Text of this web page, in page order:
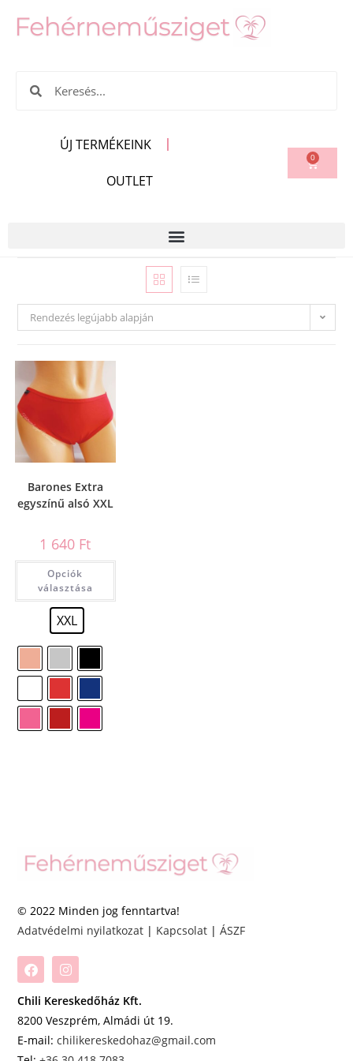
ÚJ TERMÉKEINK
OUTLET
0
Rendezés legújabb alapján
Barones Extra
egyszínű alsó XXL
1 640 Ft
Opciók
választása
XXL
© 2022 Minden jog fenntartva!
Adatvédelmi nyilatkozat | Kapcsolat |ÁSZF
Chili Kereskedőház Kft.
8200 Veszprém, Almádi út 19.
E-mail:chilikereskedohaz@gmail.com